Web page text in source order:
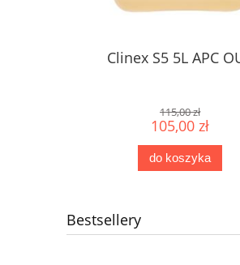
Clinex S5 5L APC
115,00 zł
105,00 zł
do koszyka
Bestsellery